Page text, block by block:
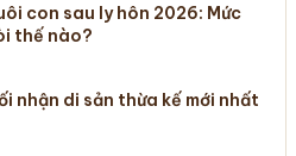
con sau ly hôn 2026: Mức
thế nào?
nhận di sản thừa kế mới nhất